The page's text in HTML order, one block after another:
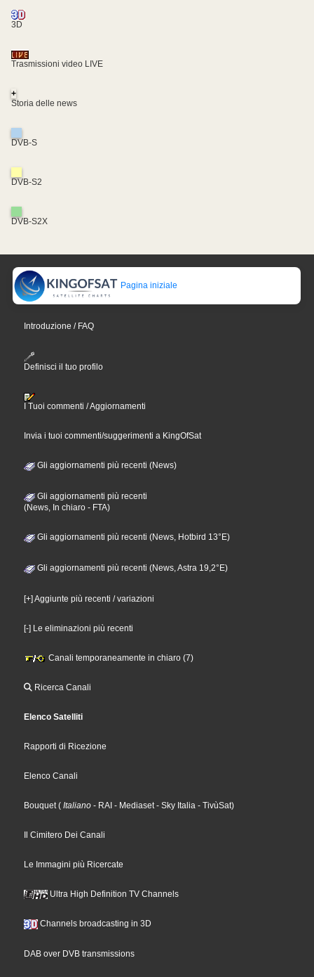
3D
Trasmissioni video LIVE
+
Storia delle news
DVB-S
DVB-S2
DVB-S2X
Pagina iniziale
Introduzione / FAQ
Definisci il tuo profilo
I Tuoi commenti / Aggiornamenti
Invia i tuoi commenti/suggerimenti a KingOfSat
Gli aggiornamenti più recenti (News)
Gli aggiornamenti più recenti
(News, In chiaro - FTA)
Gli aggiornamenti più recenti (News, Hotbird 13°E)
Gli aggiornamenti più recenti (News, Astra 19,2°E)
[+] Aggiunte più recenti / variazioni
[-] Le eliminazioni più recenti
Canali temporaneamente in chiaro (7)
Ricerca Canali
Elenco Satelliti
Rapporti di Ricezione
Elenco Canali
Bouquet ( Italiano - RAI - Mediaset - Sky Italia - TivùSat)
Il Cimitero Dei Canali
Le Immagini più Ricercate
Ultra High Definition TV Channels
Channels broadcasting in 3D
DAB over DVB transmissions